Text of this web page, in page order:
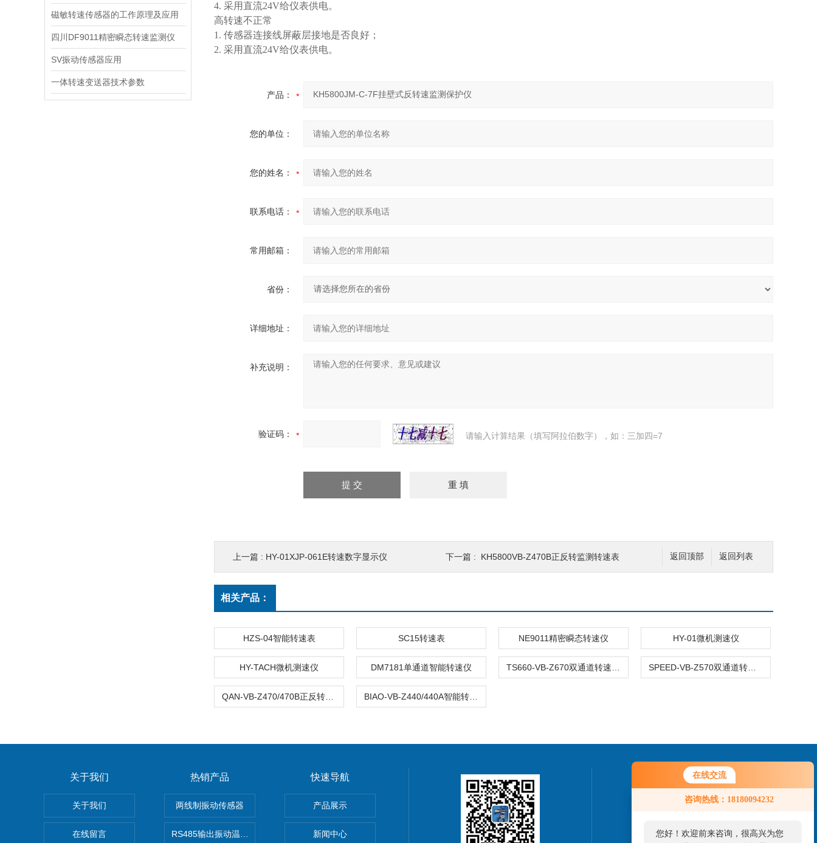
在线交流
咨询热线：18180094232
您好！欢迎前来咨询，很高兴为您
磁敏转速传感器的工作原理及应用
四川DF9011精密瞬态转速监测仪
SV振动传感器应用
一体转速变送器技术参数
4. 采用直流24V给仪表供电。
高转速不正常
1. 传感器连接线屏蔽层接地是否良好；
2. 采用直流24V给仪表供电。
产品：
您的单位：
您的姓名：
联系电话：
常用邮箱：
省份：
详细地址：
补充说明：
验证码： 请输入计算结果（填写阿拉伯数字），如：三加四=7
返回列表
返回顶部
上一篇 : HY-01XJP-061E转速数字显示仪 下一篇 : KH5800VB-Z470B正反转监测转速表
相关产品：
HZS-04智能转速表 SC15转速表 NE9011精密瞬态转速仪 HY-01微机测速仪
HY-TACH微机测速仪 DM7181单通道智能转速仪
关于我们
关于我们
在线留言
热销产品
两线制振动传感器
RS485输出振动温度传感器
快速导航
产品展示
新闻中心
联系我们